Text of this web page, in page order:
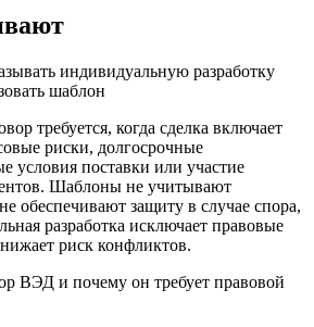
индивидуальную разработку
шаблон
требуется, когда сделка включает
риски, долгосрочные
условия поставки или участие
Шаблоны не учитывают
обеспечивают защиту в случае спора,
разработка исключает правовые
риск конфликтов.
ВЭД и почему он требует правовой